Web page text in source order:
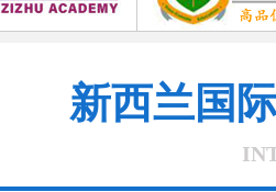
新西兰国